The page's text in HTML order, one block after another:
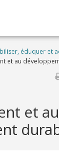
éduquer et
et au
et au